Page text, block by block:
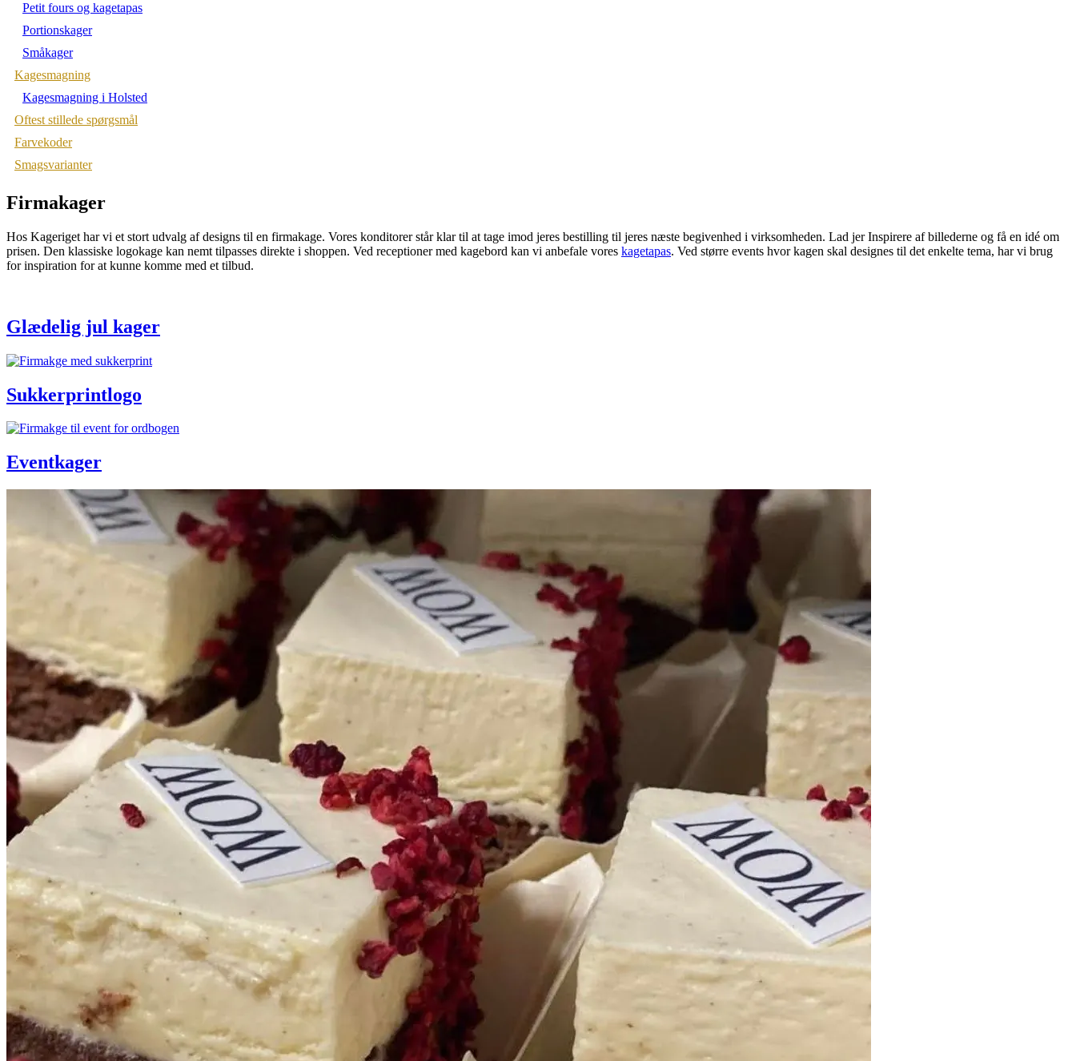
Petit fours og kagetapas
Portionskager
Småkager
Kagesmagning
Kagesmagning i Holsted
Oftest stillede spørgsmål
Farvekoder
Smagsvarianter
Firmakager
Hos Kageriget har vi et stort udvalg af designs til en firmakage. Vores konditorer står klar til at tage imod jeres bestilling til jeres næste begivenhed i virksomheden. Lad jer Inspirere af billederne og få en idé om
prisen. Den klassiske logokage kan nemt tilpasses direkte i shoppen. Ved receptioner med kagebord kan vi anbefale vores kagetapas. Ved større events hvor kagen skal designes til det enkelte tema, har vi brug
for inspiration for at kunne komme med et tilbud.
Glædelig jul kager
Sukkerprintlogo
Eventkager